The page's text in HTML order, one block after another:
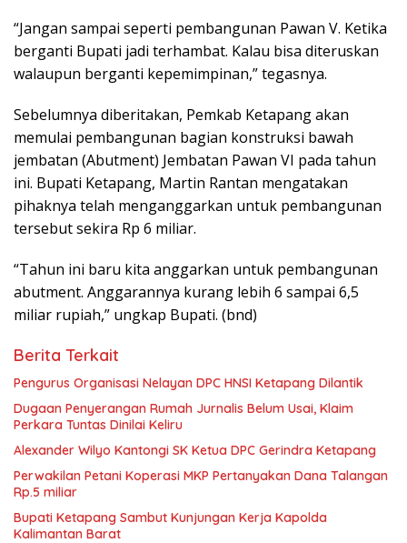
“Jangan sampai seperti pembangunan Pawan V. Ketika
berganti Bupati jadi terhambat. Kalau bisa diteruskan
walaupun berganti kepemimpinan,” tegasnya.
Sebelumnya diberitakan, Pemkab Ketapang akan
memulai pembangunan bagian konstruksi bawah
jembatan (Abutment) Jembatan Pawan VI pada tahun
ini. Bupati Ketapang, Martin Rantan mengatakan
pihaknya telah menganggarkan untuk pembangunan
tersebut sekira Rp 6 miliar.
“Tahun ini baru kita anggarkan untuk pembangunan
abutment. Anggarannya kurang lebih 6 sampai 6,5
miliar rupiah,” ungkap Bupati. (bnd)
Berita Terkait
Pengurus Organisasi Nelayan DPC HNSI Ketapang Dilantik
Dugaan Penyerangan Rumah Jurnalis Belum Usai, Klaim
Perkara Tuntas Dinilai Keliru
Alexander Wilyo Kantongi SK Ketua DPC Gerindra Ketapang
Perwakilan Petani Koperasi MKP Pertanyakan Dana Talangan
Rp.5 miliar
Bupati Ketapang Sambut Kunjungan Kerja Kapolda
Kalimantan Barat